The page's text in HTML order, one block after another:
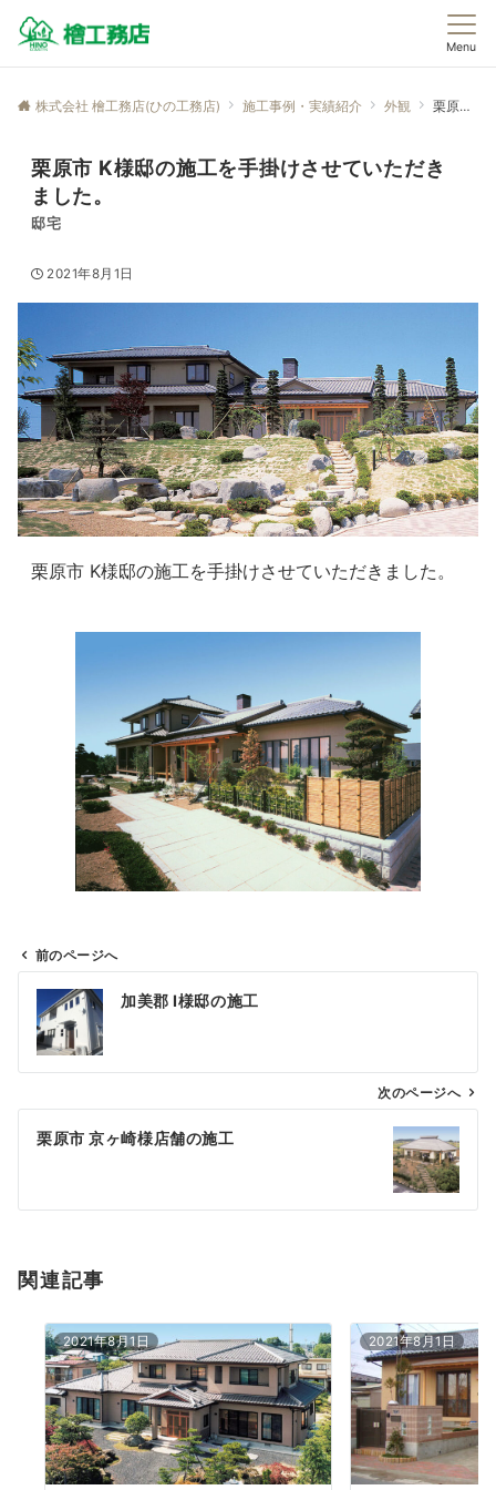
Menu
株式会社 檜工務店(ひの工務店) 施工事例・実績紹介 外観 栗原市 K様邸の施工を手掛けさせていただきました。
栗原市 K様邸の施工を手掛けさせていただき
ました。
邸宅
2021年8月1日
栗原市 K様邸の施工を手掛けさせていただきました。
ビ
ン
前のページへ
加美郡 I様邸の施工
次のページへ
栗原市 京ヶ崎様店舗の施工
関連記事
2021年8月1日 2021年8月1日